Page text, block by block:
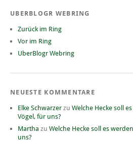
UBERBLOGR WEBRING
Zurück im Ring
Vor im Ring
UberBlogr Webring
NEUESTE KOMMENTARE
Elke Schwarzer zu Welche Hecke soll
Vögel, für uns?
Martha zu Welche Hecke soll es
uns?